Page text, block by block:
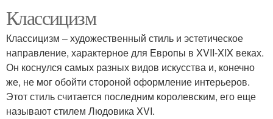
Классицизм
Классицизм – художественный стиль и эстетическое
направление, характерное для Европы в XVII-XIX веках.
Он коснулся самых разных видов искусства и, конечно
же, не мог обойти стороной оформление интерьеров.
Этот стиль считается последним королевским, его еще
называют стилем Людовика XVI.